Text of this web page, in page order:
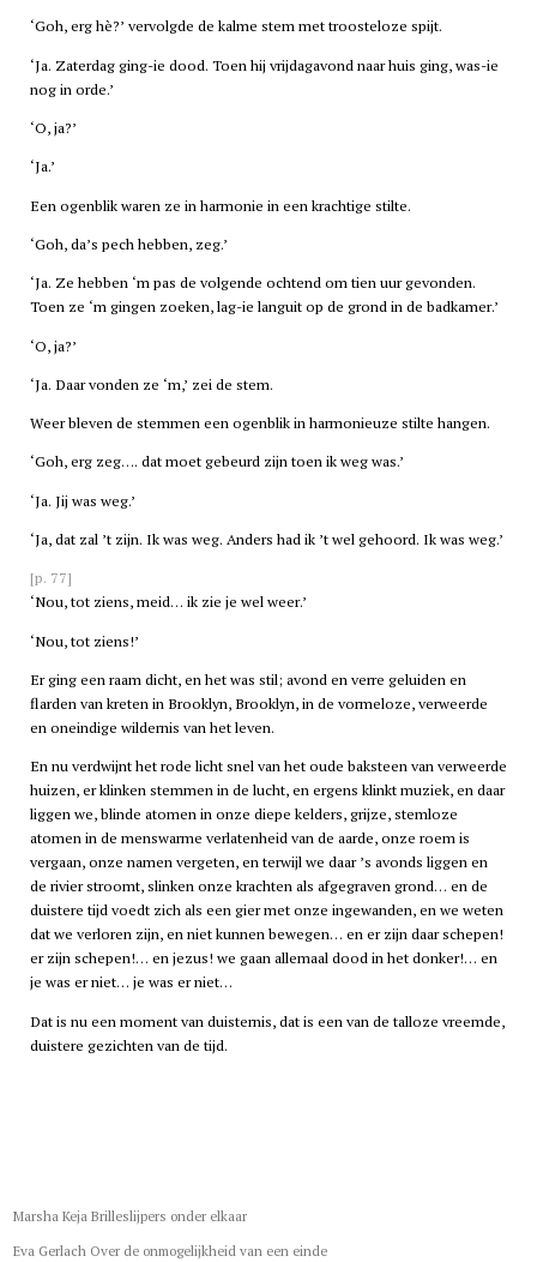
‘Goh, erg hè?’ vervolgde de kalme stem met troosteloze spijt.
‘Ja. Zaterdag ging-ie dood. Toen hij vrijdagavond naar huis ging, was-ie
nog in orde.’
‘O, ja?’
‘Ja.’
Een ogenblik waren ze in harmonie in een krachtige stilte.
‘Goh, da’s pech hebben, zeg.’
‘Ja. Ze hebben ‘m pas de volgende ochtend om tien uur gevonden.
Toen ze ‘m gingen zoeken, lag-ie languit op de grond in de badkamer.’
‘O, ja?’
‘Ja. Daar vonden ze ‘m,’ zei de stem.
Weer bleven de stemmen een ogenblik in harmonieuze stilte hangen.
‘Goh, erg zeg…. dat moet gebeurd zijn toen ik weg was.’
‘Ja. Jij was weg.’
‘Ja, dat zal ’t zijn. Ik was weg. Anders had ik ’t wel gehoord. Ik was weg.’
[p. 77]
‘Nou, tot ziens, meid… ik zie je wel weer.’
‘Nou, tot ziens!’
Er ging een raam dicht, en het was stil; avond en verre geluiden en
flarden van kreten in Brooklyn, Brooklyn, in de vormeloze, verweerde
en oneindige wildernis van het leven.
En nu verdwijnt het rode licht snel van het oude baksteen van verweerde
huizen, er klinken stemmen in de lucht, en ergens klinkt muziek, en daar
liggen we, blinde atomen in onze diepe kelders, grijze, stemloze
atomen in de menswarme verlatenheid van de aarde, onze roem is
vergaan, onze namen vergeten, en terwijl we daar ’s avonds liggen en
de rivier stroomt, slinken onze krachten als afgegraven grond… en de
duistere tijd voedt zich als een gier met onze ingewanden, en we weten
dat we verloren zijn, en niet kunnen bewegen… en er zijn daar schepen!
er zijn schepen!… en jezus! we gaan allemaal dood in het donker!… en
je was er niet… je was er niet…
Dat is nu een moment van duisternis, dat is een van de talloze vreemde,
duistere gezichten van de tijd.
Marsha Keja Brilleslijpers onder elkaar
Eva Gerlach Over de onmogelijkheid van een einde